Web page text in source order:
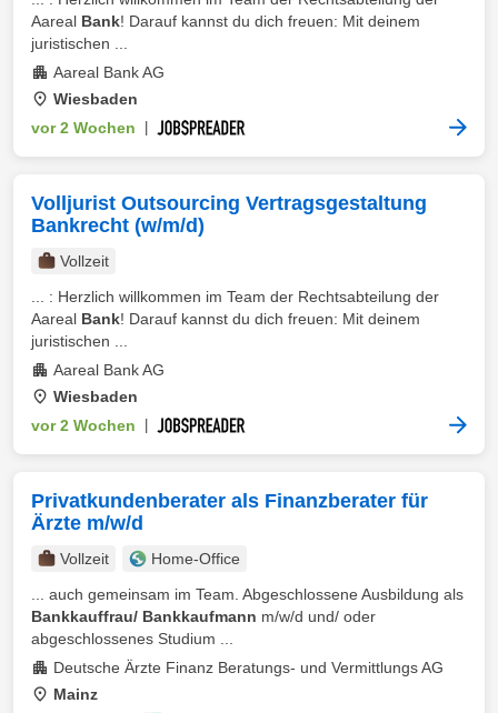
Aareal Bank! Darauf kannst du dich freuen: Mit deinem
juristischen ...
Aareal Bank AG
Wiesbaden
vor 2 Wochen
Volljurist Outsourcing Vertragsgestaltung
Bankrecht (w/m/d)
Vollzeit
... : Herzlich willkommen im Team der Rechtsabteilung der
Aareal Bank! Darauf kannst du dich freuen: Mit deinem
juristischen ...
Aareal Bank AG
Wiesbaden
vor 2 Wochen
Privatkundenberater als Finanzberater für
Ärzte m/w/d
Vollzeit
Home-Office
... auch gemeinsam im Team. Abgeschlossene Ausbildung als
Bankkauffrau/ Bankkaufmann m/w/d und/ oder
abgeschlossenes Studium ...
Deutsche Ärzte Finanz Beratungs- und Vermittlungs AG
Mainz